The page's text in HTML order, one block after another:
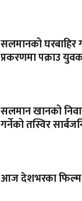
सलमानको घरबाहिर
प्रकरणमा पक्राउ
सलमान खानको
गर्नेको तस्विर
आज देशभरका फिल्म